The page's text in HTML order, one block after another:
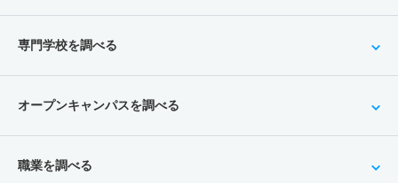
専門学校を調べる
オープンキャンパスを調べる
職業を調べる